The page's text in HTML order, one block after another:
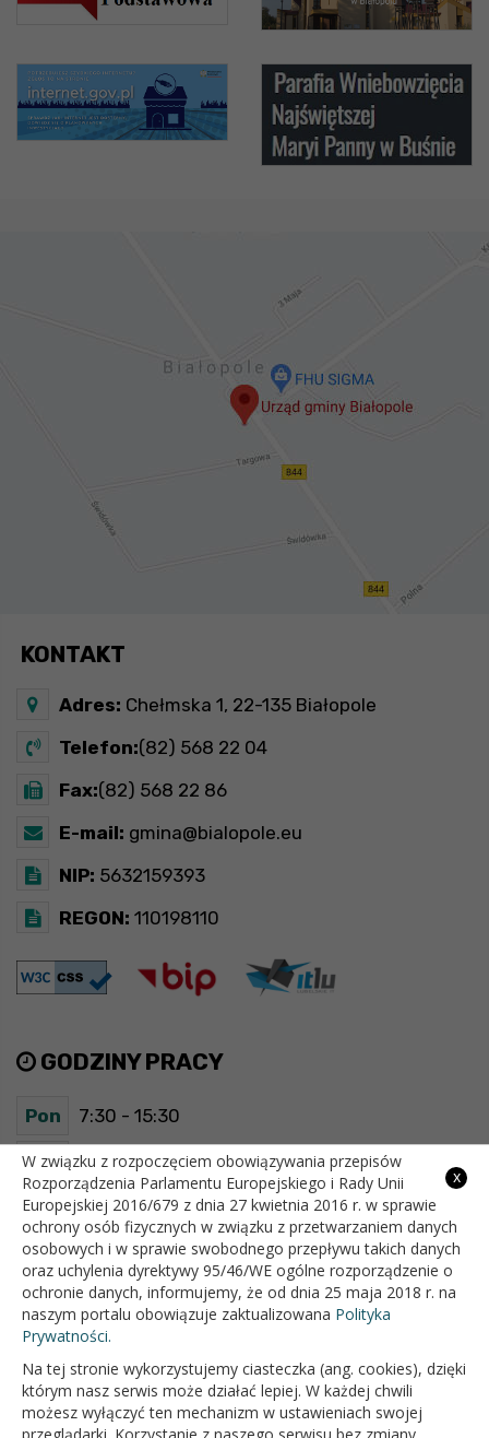
KONTAKT
Adres: Chełmska 1, 22-135 Białopole
Telefon:(82) 568 22 04
Fax:(82) 568 22 86
E-mail: gmina@bialopole.eu
NIP: 5632159393
REGON: 110198110
GODZINY PRACY
Pon 7:30 - 15:30
Wt 7:30 - 15:30
Śr 7:30 - 15:30
Czw 7:30 - 15:30
Pt 7:30 - 15:30
OFICJALNY SERWIS INTERNETOWY GMINY BIAŁOPOLE
x
W związku z rozpoczęciem obowiązywania przepisów
Rozporządzenia Parlamentu Europejskiego i Rady Unii
Europejskiej 2016/679 z dnia 27 kwietnia 2016 r. w sprawie
ochrony osób fizycznych w związku z przetwarzaniem danych
osobowych i w sprawie swobodnego przepływu takich danych
oraz uchylenia dyrektywy 95/46/WE ogólne rozporządzenie o
ochronie danych, informujemy, że od dnia 25 maja 2018 r. na
naszym portalu obowiązuje zaktualizowana Polityka
Prywatności.
Na tej stronie wykorzystujemy ciasteczka (ang. cookies), dzięki
którym nasz serwis może działać lepiej. W każdej chwili
możesz wyłączyć ten mechanizm w ustawieniach swojej